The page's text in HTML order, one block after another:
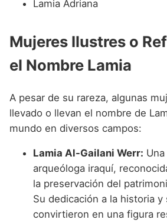
Lamia Adriana
Mujeres Ilustres o
el Nombre Lamia
A pesar de su rareza, algunas
llevado o llevan el nombre de
mundo en diversos campos:
Lamia Al-Gailani Werr:
arqueóloga iraquí,
la preservación del
Su dedicación a la historia y
convirtieron en una figura